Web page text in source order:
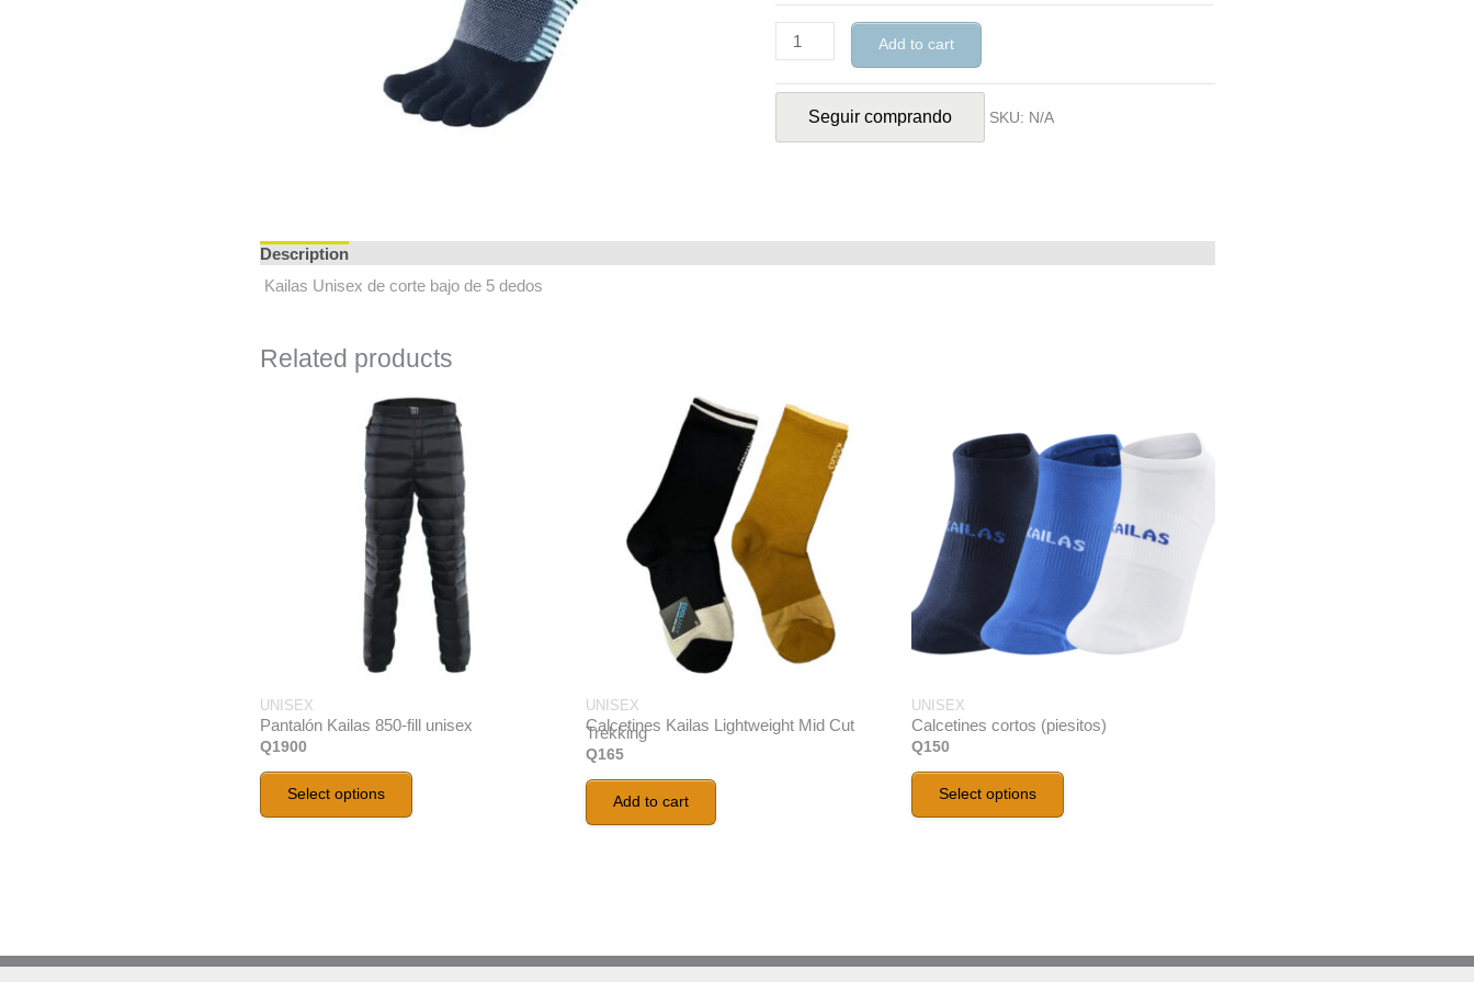
Add to cart
Seguir comprando SKU: N/A
Description
Kailas Unisex de corte bajo de 5 dedos
Related products
UNISEX
Pantalón Kailas 850-fill unisex
Q1900
Select options
UNISEX
Calcetines Kailas Lightweight Mid Cut
Trekking
Q165
Add to cart
UNISEX
Calcetines cortos (piesitos)
Q150
Select options